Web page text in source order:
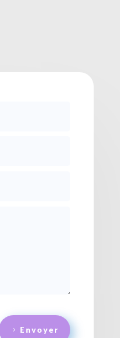
Envoyer